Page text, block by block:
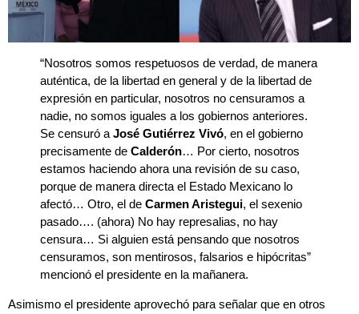
“Nosotros somos respetuosos de verdad, de manera
auténtica, de la libertad en general y de la libertad de
expresión en particular, nosotros no censuramos a
nadie, no somos iguales a los gobiernos anteriores.
Se censuró aJosé Gutiérrez Vivó, en el gobierno
precisamente de Calderón… Por cierto, nosotros
estamos haciendo ahora una revisión de su caso,
porque de manera directa el Estado Mexicano lo
afectó… Otro, el de Carmen Aristegui, el sexenio
pasado…. (ahora) No hay represalias, no hay
censura… Si alguien está pensando que nosotros
censuramos, son mentirosos, falsarios e hipócritas”
mencionó el presidente en la mañanera.
Asimismo el presidente aprovechó para señalar que en otros